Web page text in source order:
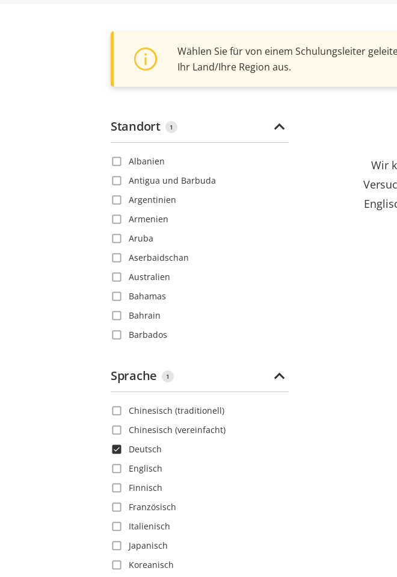
Wählen Sie für von einem Schulungsleiter
Ihr Land/Ihre Region aus.
Standort 1
Albanien
Antigua und Barbuda
Argentinien
Armenien
Aruba
Aserbaidschan
Australien
Bahamas
Bahrain
Barbados
Belize
Bolivien
Bosnien und Herzegowina
Brasilien
Bulgarien
Chile
China
Costa Rica
Deutschland
Dominica
Dominikanische Republik
Sprache 1
Chinesisch (traditionell)
Chinesisch (vereinfacht)
Deutsch
Englisch
Finnisch
Französisch
Italienisch
Japanisch
Koreanisch
Wir